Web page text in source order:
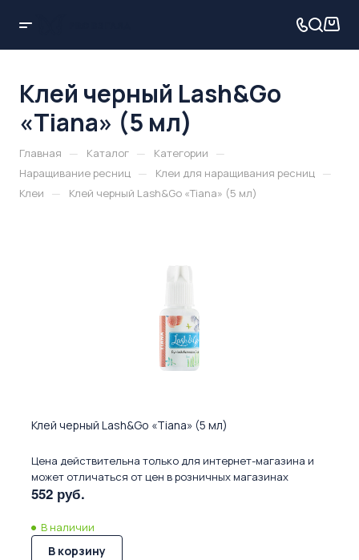
Клей черный Lash&Go
«Tiana» (5 мл)
Главная — Каталог — Категории —
Наращивание ресниц — Клеи для наращивания ресниц —
Клеи — Клей черный Lash&Go «Tiana» (5 мл)
Клей черный Lash&Go «Tiana» (5 мл)
Цена действительна только для интернет-магазина и
может отличаться от цен в розничных магазинах
552 руб.
В наличии
В корзину